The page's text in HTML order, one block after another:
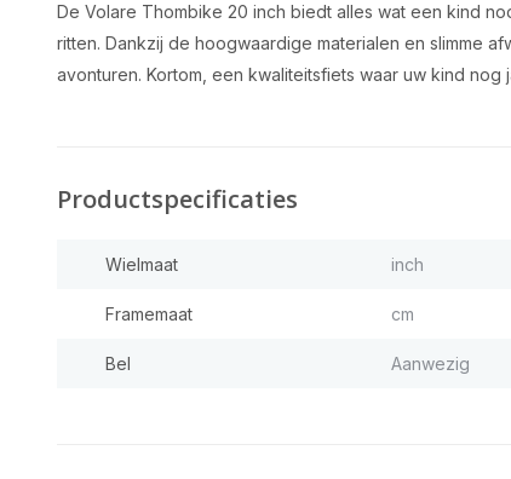
De Volare Thombike 20 inch biedt alles wat een kind
ritten. Dankzij de hoogwaardige materialen en slimme
avonturen. Kortom, een kwaliteitsfiets waar uw kind
Productspecificaties
Wielmaat inch
Framemaat cm
Bel Aanwezig